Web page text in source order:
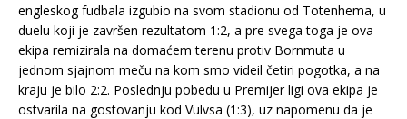
engleskog fudbala izgubio na svom stadionu od Totenhema, u
duelu koji je završen rezultatom 1:2, a pre svega toga je ova
ekipa remizirala na domaćem terenu protiv Bornmuta u
jednom sjajnom meču na kom smo videil četiri pogotka, a na
kraju je bilo 2:2. Poslednju pobedu u Premijer ligi ova ekipa je
ostvarila na gostovanju kod Vulvsa (1:3), uz napomenu da je